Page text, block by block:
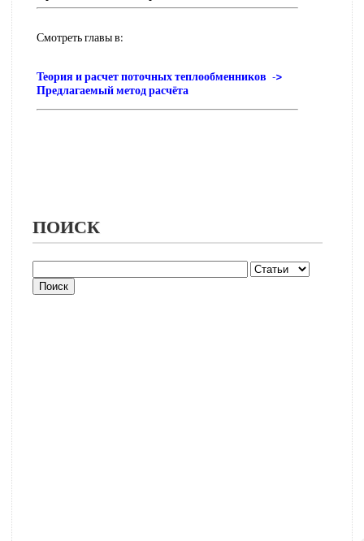
Смотреть главы в:
Теория и расчет поточных теплообменников ->
Предлагаемый метод расчёта
ПОИСК